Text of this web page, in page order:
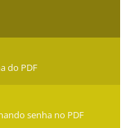
do PDF
senha no PDF